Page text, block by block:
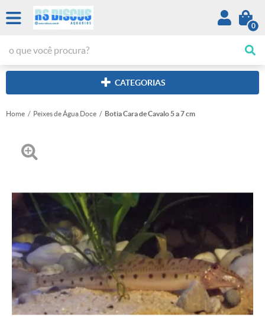
0
CATEGORIAS
Home Peixes de Água Doce Botia Cara de Cavalo 5 a 7 cm